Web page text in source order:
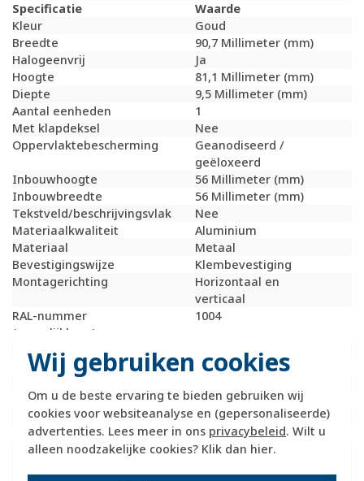
Wij gebruiken cookies
Om u de beste ervaring te bieden gebruiken wij
cookies voor websiteanalyse en (gepersonaliseerde)
advertenties. Lees meer in ons privacybeleid. Wilt u
alleen noodzakelijke cookies? Klik dan hier.
Specificatie
Waarde
Kleur
Goud
Breedte
90,7 Millimeter (mm)
Halogeenvrij
Ja
Hoogte
81,1 Millimeter (mm)
Diepte
9,5 Millimeter (mm)
Aantal eenheden
1
Met klapdeksel
Nee
Oppervlaktebescherming
Geanodiseerd /
geëloxeerd
Inbouwhoogte
56 Millimeter (mm)
Inbouwbreedte
56 Millimeter (mm)
Tekstveld/beschrijvingsvlak
Nee
Materiaalkwaliteit
Aluminium
Materiaal
Metaal
Bevestigingswijze
Klembevestiging
Montagerichting
Horizontaal en
verticaal
RAL-nummer
(vergelijkbaar)
1004
Slagvastheid
Beschermingsgraad (IP)
IP20
Transparant
Nee
Uitvoering oppervlakte
Mat
Geschikt voor wandgoot
Ja
Geschikt voor
Ja